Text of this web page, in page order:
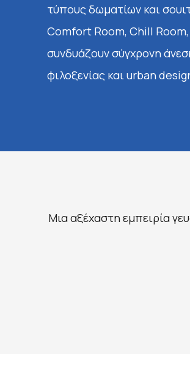
τύπους δωματίων και
Comfort Room, Chill
συνδυάζουν σύγχρονη
φιλοξενίας και urban
Μια αξέχαστη εμπειρία